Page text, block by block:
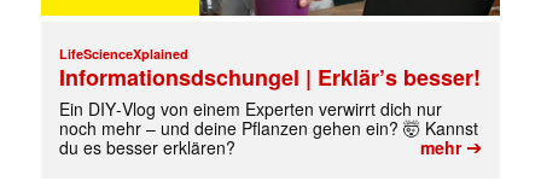
LifeScienceXplained
Informationsdschungel | Erklär’s besser!
Ein DIY‑Vlog von einem Experten verwirrt dich nur
noch mehr – und deine Pflanzen gehen ein? 🤯 Kannst
du es besser erklären?
mehr➔